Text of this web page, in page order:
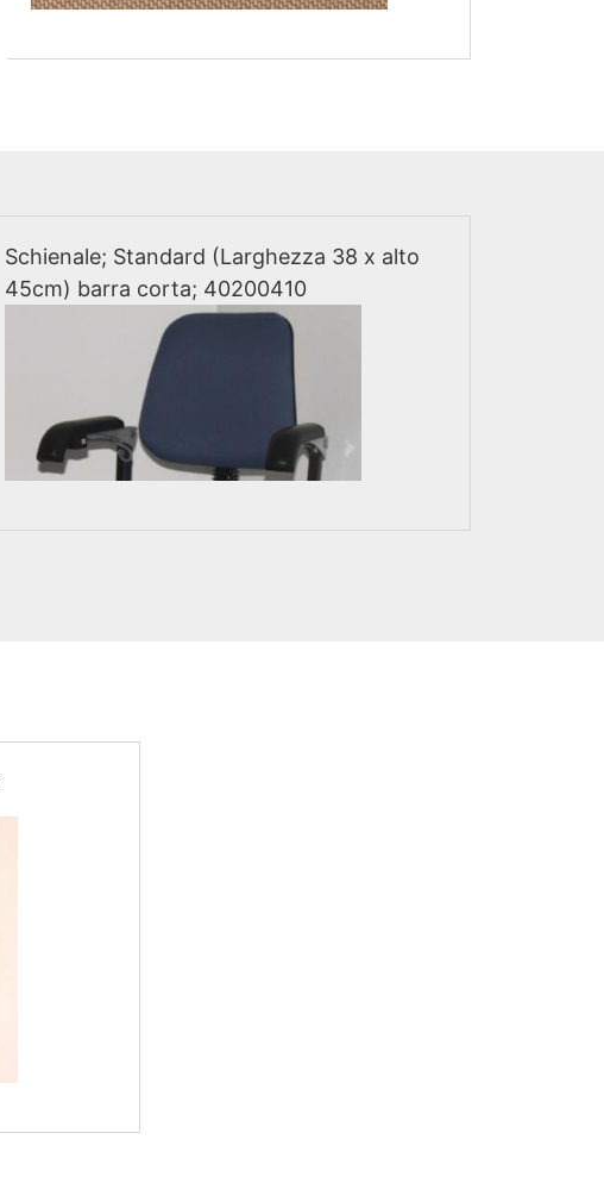
Schienale; Standard (Larghezza 38 x alto
45cm) barra corta; 40200410